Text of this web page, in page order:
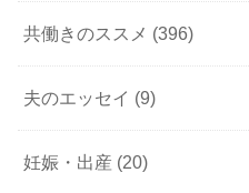
共働きのススメ (396)
夫のエッセイ (9)
妊娠・出産 (20)